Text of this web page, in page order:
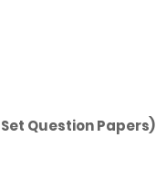
Question Papers)